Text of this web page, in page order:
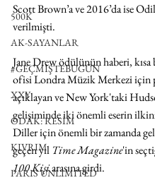
500K
AK-SAYANLAR
#GEÇMİŞTEBUGÜN
XXY
ODAK: RESİM
KIVRIM
PARIS UNLIMITED
Scott Brown’a ve 2016’da ise
verilmişti.
Jane Drew ödülünün haberi, kısa
ofisi Londra Müzik Merkezi için
açıklayan ve New York'taki
gelişiminde iki önemli eserin
Diller için önemli bir zamanda
geçen yıl Time Magazine'in
100 Kişi arasına girdi.